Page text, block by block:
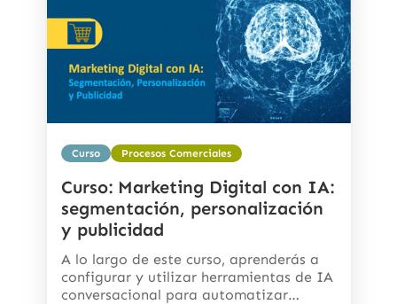
Curso Procesos Comerciales
Curso: Marketing Digital con IA:
segmentación, personalización
y publicidad
A lo largo de este curso, aprenderás a
configurar y utilizar herramientas de IA
conversacional para automatizar